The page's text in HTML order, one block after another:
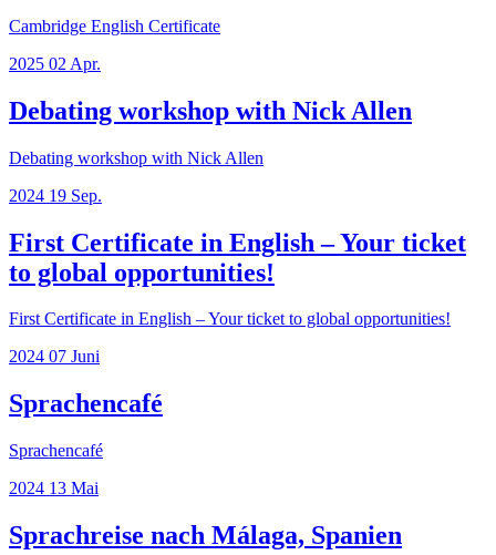
Cambridge English Certificate
2025 02 Apr.
Debating workshop with Nick Allen
Debating workshop with Nick Allen
2024 19 Sep.
First Certificate in English – Your ticket
to global opportunities!
First Certificate in English – Your ticket to global opportunities!
2024 07 Juni
Sprachencafé
Sprachencafé
2024 13 Mai
Sprachreise nach Málaga, Spanien